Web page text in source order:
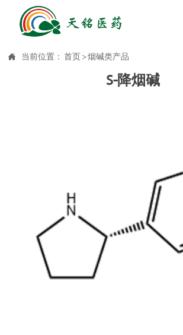
 当前位置： 首页 >烟碱类产品
S-降烟碱